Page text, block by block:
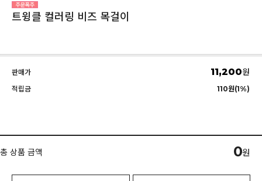
트윙클 컬러링 비즈 목걸이
판매가 11,200원
적립금 110원(1%)
총 상품 금액 0원